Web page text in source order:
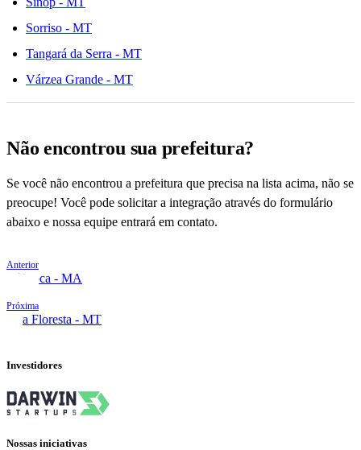
Sorriso - MT
Tangará da Serra - MT
Várzea Grande - MT
Não encontrou sua prefeitura?
Se você não encontrou a prefeitura que precisa na lista acima, não se
preocupe! Você pode solicitar a integração através do formulário
abaixo e nossa equipe entrará em contato.
Anterior
Zé Doca - MA
Próxima
Alta Floresta - MT
Investidores
Nossas iniciativas